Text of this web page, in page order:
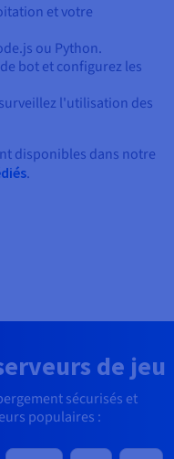
et votre
ou Python.
bot et configurez les
l'utilisation des
disponibles dans notre
.
de jeu
sécurisés et
populaires :